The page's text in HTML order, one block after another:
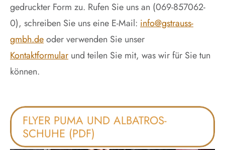
gedruckter Form zu. Rufen Sie uns an (069-857062-
0), schreiben Sie uns eine E-Mail: info@gstrauss-
gmbh.deoder verwenden Sie unser
Kontaktformular und teilen Sie mit, was wir für Sie tun
können.
FLYER PUMA UND ALBATROS-
SCHUHE (PDF)